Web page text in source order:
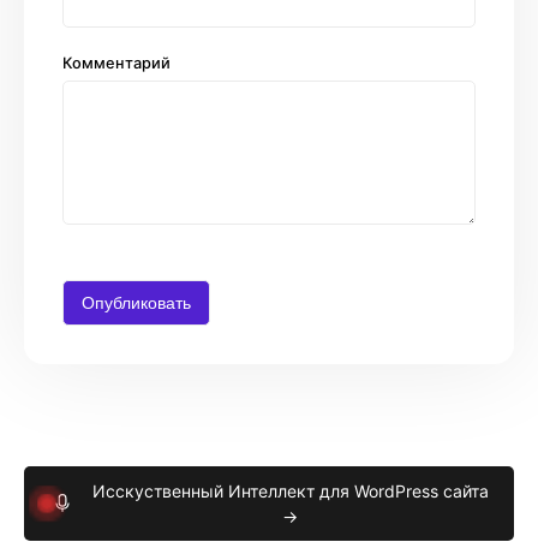
Комментарий
Исскуственный Интеллект для WordPress сайта
→